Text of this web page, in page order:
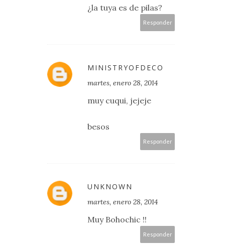
¿la tuya es de pilas?
Responder
MINISTRYOFDECO
martes, enero 28, 2014
muy cuqui, jejeje
besos
Responder
UNKNOWN
martes, enero 28, 2014
Muy Bohochic !!
Responder